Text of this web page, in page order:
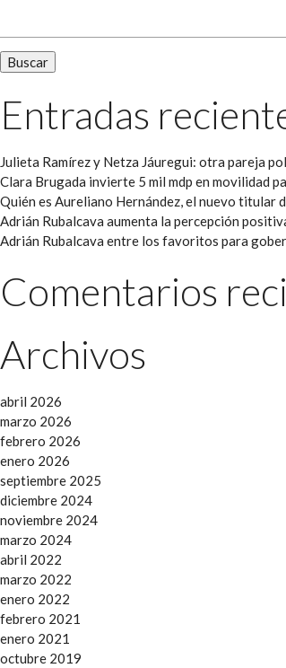
Entradas
Julieta Ramírez y Netza Jáuregui: otra pareja
Clara Brugada invierte 5 mil mdp en movilidad
Quién es Aureliano Hernández, el nuevo titular
Adrián Rubalcava aumenta la percepción
Adrián Rubalcava entre los favoritos para
Comentarios
Archivos
abril 2026
marzo 2026
febrero 2026
enero 2026
septiembre 2025
diciembre 2024
noviembre 2024
marzo 2024
abril 2022
marzo 2022
enero 2022
febrero 2021
enero 2021
octubre 2019